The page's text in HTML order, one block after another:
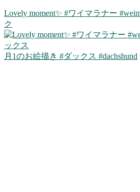
Lovely moment✨ #ワイマラナー
ク
月1のお絵描き #ダックス #dachshund